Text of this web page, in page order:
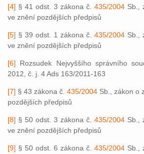
[4] § 41 odst. 3 zákona č. 435/2004 Sb.,
ve znění pozdějších předpisů
[5] § 39 odst. 1 zákona č. 435/2004 Sb.,
ve znění pozdějších předpisů
[6] Rozsudek Nejvyššího správního
2012, č. j. 4 Ads 163/2011-163
[7] § 43 zákona č. 435/2004 Sb., zákon o
pozdějších předpisů
[8] § 50 odst. 3 zákona č. 435/2004 Sb.,
ve znění pozdějších předpisů
[9] § 50 odst. 6 zákona č. 435/2004 Sb.,